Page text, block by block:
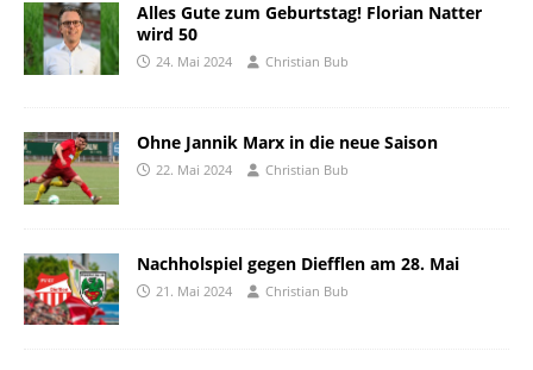
Alles Gute zum Geburtstag! Florian Natter
wird 50
24. Mai 2024 Christian Bub
Ohne Jannik Marx in die neue Saison
22. Mai 2024 Christian Bub
Nachholspiel gegen Diefflen am 28. Mai
21. Mai 2024 Christian Bub